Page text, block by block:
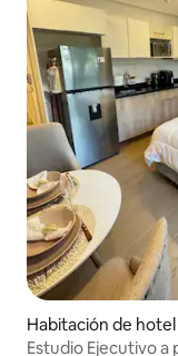
Habitación de
n
Estudio Ejecutivo a